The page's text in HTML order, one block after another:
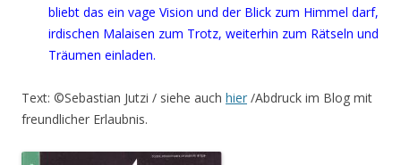
bliebt das ein vage Vision und der Blick zum Himmel darf,
irdischen Malaisen zum Trotz, weiterhin zum Rätseln und
Träumen einladen.
Text: ©Sebastian Jutzi / siehe auch hier /Abdruck im Blog mit
freundlicher Erlaubnis.